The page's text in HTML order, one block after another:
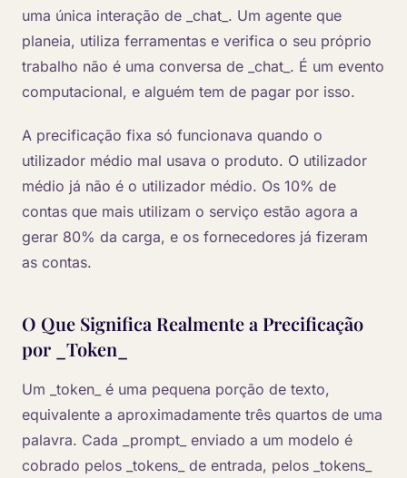
uma única interação de _chat_. Um agente que
planeia, utiliza ferramentas e verifica o seu próprio
trabalho não é uma conversa de _chat_. É um evento
computacional, e alguém tem de pagar por isso.
A precificação fixa só funcionava quando o
utilizador médio mal usava o produto. O utilizador
médio já não é o utilizador médio. Os 10% de
contas que mais utilizam o serviço estão agora a
gerar 80% da carga, e os fornecedores já fizeram
as contas.
O Que Significa Realmente a Precificação
por _Token_
Um _token_ é uma pequena porção de texto,
equivalente a aproximadamente três quartos de uma
palavra. Cada _prompt_ enviado a um modelo é
cobrado pelos _tokens_ de entrada, pelos _tokens_